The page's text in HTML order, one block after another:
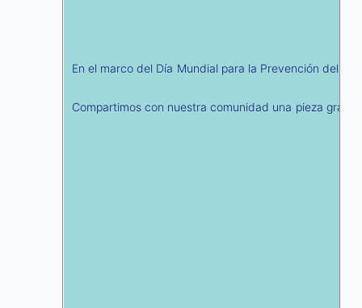
En el marco del Día Mundial para la Prevención del
Compartimos con nuestra comunidad una pieza